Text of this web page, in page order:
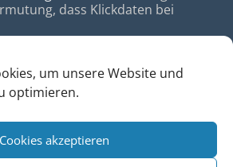
um unsere Website und
optimieren.
Cookies akzeptieren
dass Klickdaten bei